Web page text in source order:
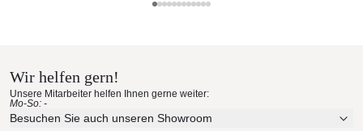
Erleben Sie unsere Stoffe und Materialien ganz in Ruhe in
Ihren eigenen vier Wänden.
Aktuelle Originalstoffe des Herstellers
Wir helfen gern!
Unsere Mitarbeiter helfen Ihnen gerne weiter:
Mo-So: -
Besuchen Sie auch unseren Showroom